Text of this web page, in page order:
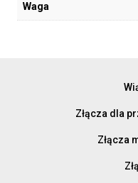
Waga
Złącza dla
Złącza